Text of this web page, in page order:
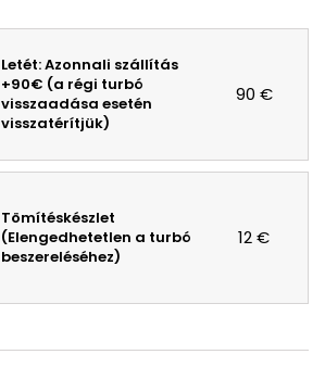
Letét: Azonnali szállítás
+90€ (a régi turbó
visszaadása esetén
visszatérítjük)
90 €
Tömítéskészlet
(Elengedhetetlen a turbó
beszereléséhez)
12 €